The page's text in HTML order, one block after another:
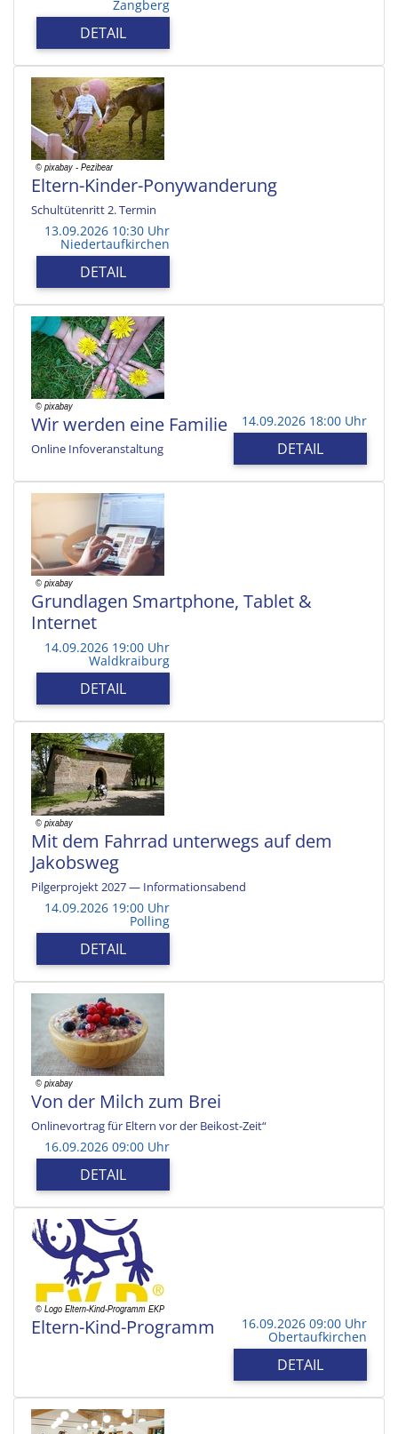
Zangberg
DETAIL
Eltern-Kinder-Ponywanderung
Schultütenritt 2. Termin
13.09.2026 10:30 Uhr
Niedertaufkirchen
DETAIL
Wir werden eine Familie
Online Infoveranstaltung
14.09.2026 18:00 Uhr
DETAIL
Grundlagen Smartphone, Tablet &
Internet
14.09.2026 19:00 Uhr
Waldkraiburg
DETAIL
Mit dem Fahrrad unterwegs auf dem
Jakobsweg
Pilgerprojekt 2027 — Informationsabend
14.09.2026 19:00 Uhr
Polling
DETAIL
Von der Milch zum Brei
Onlinevortrag für Eltern vor der Beikost-Zeit“
16.09.2026 09:00 Uhr
DETAIL
Eltern-Kind-Programm 16.09.2026 09:00 Uhr
Obertaufkirchen
DETAIL